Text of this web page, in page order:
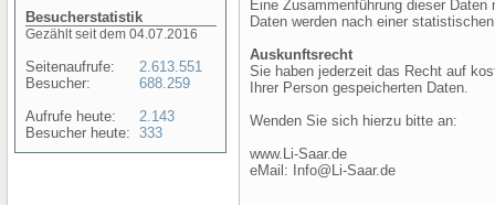
Besucherstatistik
Gezählt seit dem 04.07.2016
Seitenaufrufe:
Besucher:
Aufrufe heute:
Besucher heute:
2.613.551
688.259
2.143
333
Eine Zusammenführung dieser
Daten werden nach einer
Auskunftsrecht
Sie haben jederzeit das Recht auf
Ihrer Person gespeicherten Daten.
Wenden Sie sich hierzu bitte an:
www.Li-Saar.de
eMail: Info@Li-Saar.de